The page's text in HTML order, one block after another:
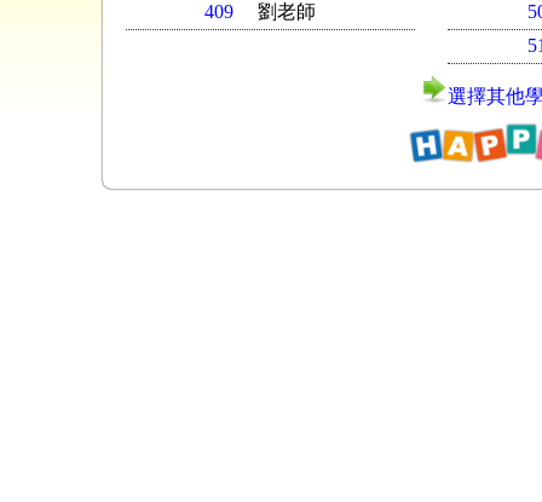
409 劉老師
選擇其他